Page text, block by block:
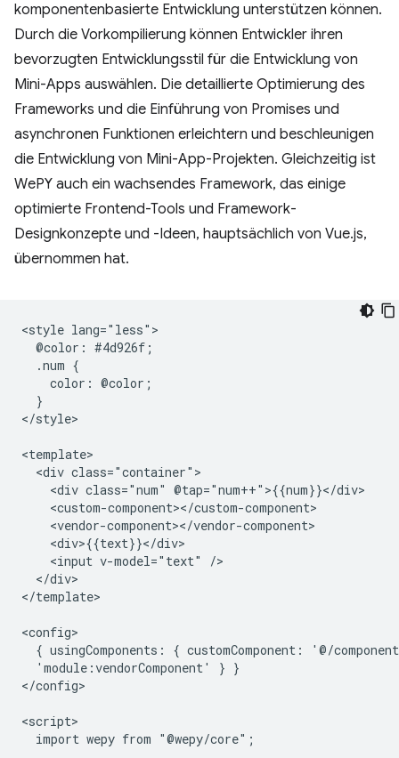
komponentenbasierte Entwicklung unterstützen können.
Durch die Vorkompilierung können Entwickler ihren
bevorzugten Entwicklungsstil für die Entwicklung von
Mini-Apps auswählen. Die detaillierte Optimierung des
Frameworks und die Einführung von Promises und
asynchronen Funktionen erleichtern und beschleunigen
die Entwicklung von Mini-App-Projekten. Gleichzeitig ist
WePY auch ein wachsendes Framework, das einige
optimierte Frontend-Tools und Framework-
Designkonzepte und -Ideen, hauptsächlich von Vue.js,
übernommen hat.
<style lang="less">
  @color: #4d926f;
  .num {
    color: @color;
  }
</style>
<template>
  <div class="container">
    <div class="num" @tap="num++">{{num}}</div>
    <custom-component></custom-component>
    <vendor-component></vendor-component>
    <div>{{text}}</div>
    <input v-model="text" />
  </div>
</template>
<config>
{ usingComponents: { customComponent: '@/
  'module:vendorComponent' } }
</config>
<script>
  import wepy from "@wepy/core";